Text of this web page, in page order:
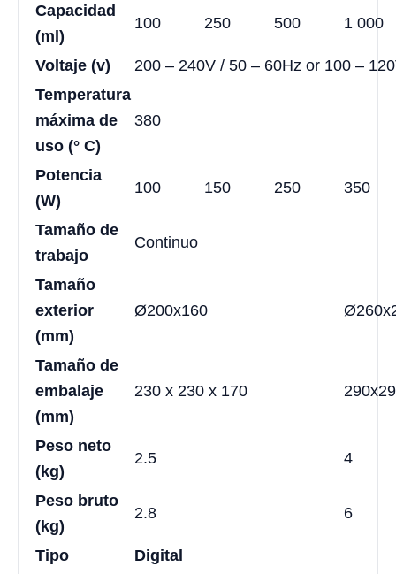
Capacidad
(ml)
100 250 500 1 000
Voltaje (v)
200 – 240V / 50 – 60Hz or 100 –
Temperatura
máxima de
uso (° C)
380
Potencia
(W)
100 150 250 350
Tamaño de
trabajo
Continuo
Tamaño
exterior
(mm)
Ø200x160
Tamaño de
embalaje
(mm)
230 x 230 x 170
Peso neto
(kg)
2.5 4
Peso bruto
(kg)
2.8 6
Tipo Digital